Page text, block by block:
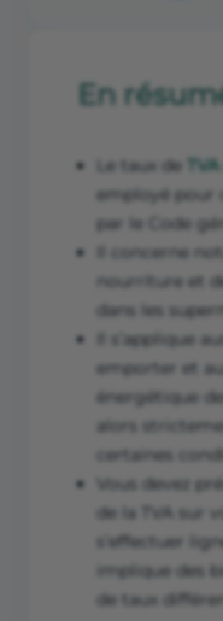
En
Le taux de TVA
employé pour
par le Code
Il concerne
nourriture et
dans les
Il s’applique
emporter et
énergétique
alors
certaines
Vous devez
de la TVA sur
s’effectuer
implique des
de taux